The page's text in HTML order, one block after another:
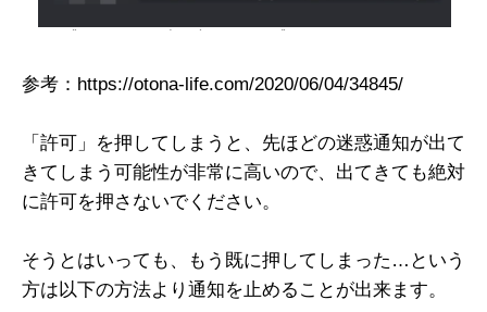
参考：https://otona-life.com/2020/06/04/34845/
「許可」を押してしまうと、先ほどの迷惑通知が出て
きてしまう可能性が非常に高いので、出てきても絶対
に許可を押さないでください。
そうとはいっても、もう既に押してしまった…という
方は以下の方法より通知を止めることが出来ます。